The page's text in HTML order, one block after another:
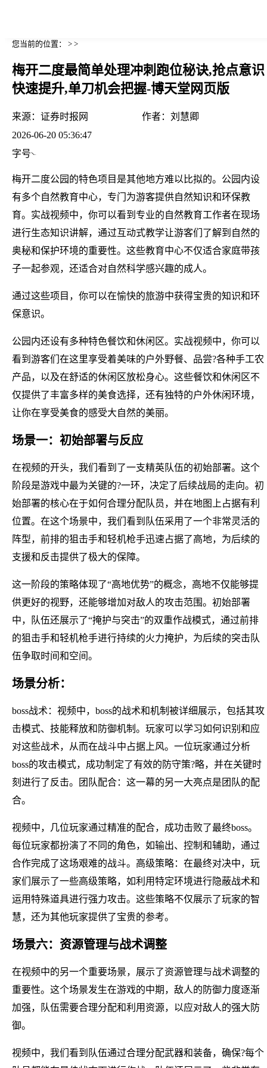
您当前的位置： > >
梅开二度最简单处理冲刺跑位秘诀,抢点意识
快速提升,单刀机会把握-博天堂网页版
来源： 证券时报网 作者： 刘慧卿
2026-06-20 05:36:47
字号
梅开二度公园的特色项目是其他地方难以比拟的。公园内设
有多个自然教育中心，专门为游客提供自然知识和环保教
育。实战视频中，你可以看到专业的自然教育工作者在现场
进行生态知识讲解，通过互动式教学让游客们了解到自然的
奥秘和保护环境的重要性。这些教育中心不仅适合家庭带孩
子一起参观，还适合对自然科学感兴趣的成人。
通过这些项目，你可以在愉快的旅游中获得宝贵的知识和环
保意识。
公园内还设有多种特色餐饮和休闲区。实战视频中，你可以
看到游客们在这里享受着美味的户外野餐、品尝?各种手工农
产品，以及在舒适的休闲区放松身心。这些餐饮和休闲区不
仅提供了丰富多样的美食选择，还有独特的户外休闲环境，
让你在享受美食的感受大自然的美丽。
场景一：初始部署与反应
在视频的开头，我们看到了一支精英队伍的初始部署。这个
阶段是游戏中最为关键的?一环，决定了后续战局的走向。初
始部署的核心在于如何合理分配队员，并在地图上占据有利
位置。在这个场景中，我们看到队伍采用了一个非常灵活的
阵型，前排的狙击手和轻机枪手迅速占据了高地，为后续的
支援和反击提供了极大的保障。
这一阶段的策略体现了“高地优势”的概念，高地不仅能够提
供更好的视野，还能够增加对敌人的攻击范围。初始部署
中，队伍还展示了“掩护与突击”的双重作战模式，通过前排
的狙击手和轻机枪手进行持续的火力掩护，为后续的突击队
伍争取时间和空间。
场景分析：
boss战术：视频中，boss的战术和机制被详细展示，包括其攻
击模式、技能释放和防御机制。玩家可以学习如何识别和应
对这些战术，从而在战斗中占据上风。一位玩家通过分析
boss的攻击模式，成功制定了有效的防守策?略，并在关键时
刻进行了反击。团队配合：这一幕的另一大亮点是团队的配
合。
视频中，几位玩家通过精准的配合，成功击败了最终boss。
每位玩家都扮演了不同的角色，如输出、控制和辅助，通过
合作完成了这场艰难的战斗。高级策略：在最终对决中，玩
家们展示了一些高级策略，如利用特定环境进行隐蔽战术和
运用特殊道具进行强力攻击。这些策略不仅展示了玩家的智
慧，还为其他玩家提供了宝贵的参考。
场景六：资源管理与战术调整
在视频中的另一个重要场景，展示了资源管理与战术调整的
重要性。这个场景发生在游戏的中期，敌人的防御力度逐渐
加强，队伍需要合理分配和利用资源，以应对敌人的强大防
御。
视频中，我们看到队伍通过合理分配武器和装备，确保?每个